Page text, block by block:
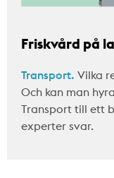
Friskvård på
Transport. Vilka
Och kan man
Transport till ett
experter svar.